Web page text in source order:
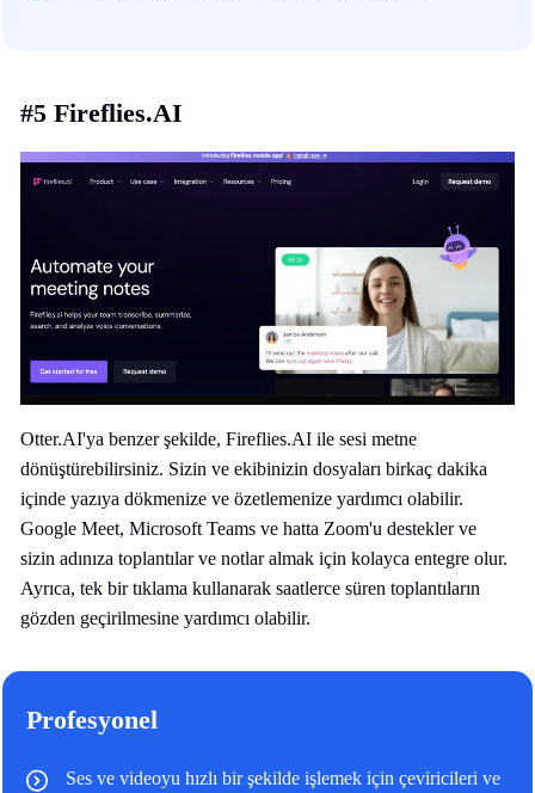
#5 Fireflies.AI
Otter.AI'ya benzer şekilde, Fireflies.AI ile sesi metne
dönüştürebilirsiniz. Sizin ve ekibinizin dosyaları birkaç dakika
içinde yazıya dökmenize ve özetlemenize yardımcı olabilir.
Google Meet, Microsoft Teams ve hatta Zoom'u destekler ve
sizin adınıza toplantılar ve notlar almak için kolayca entegre olur.
Ayrıca, tek bir tıklama kullanarak saatlerce süren toplantıların
gözden geçirilmesine yardımcı olabilir.
Profesyonel
Ses ve videoyu hızlı bir şekilde işlemek için çeviricileri ve